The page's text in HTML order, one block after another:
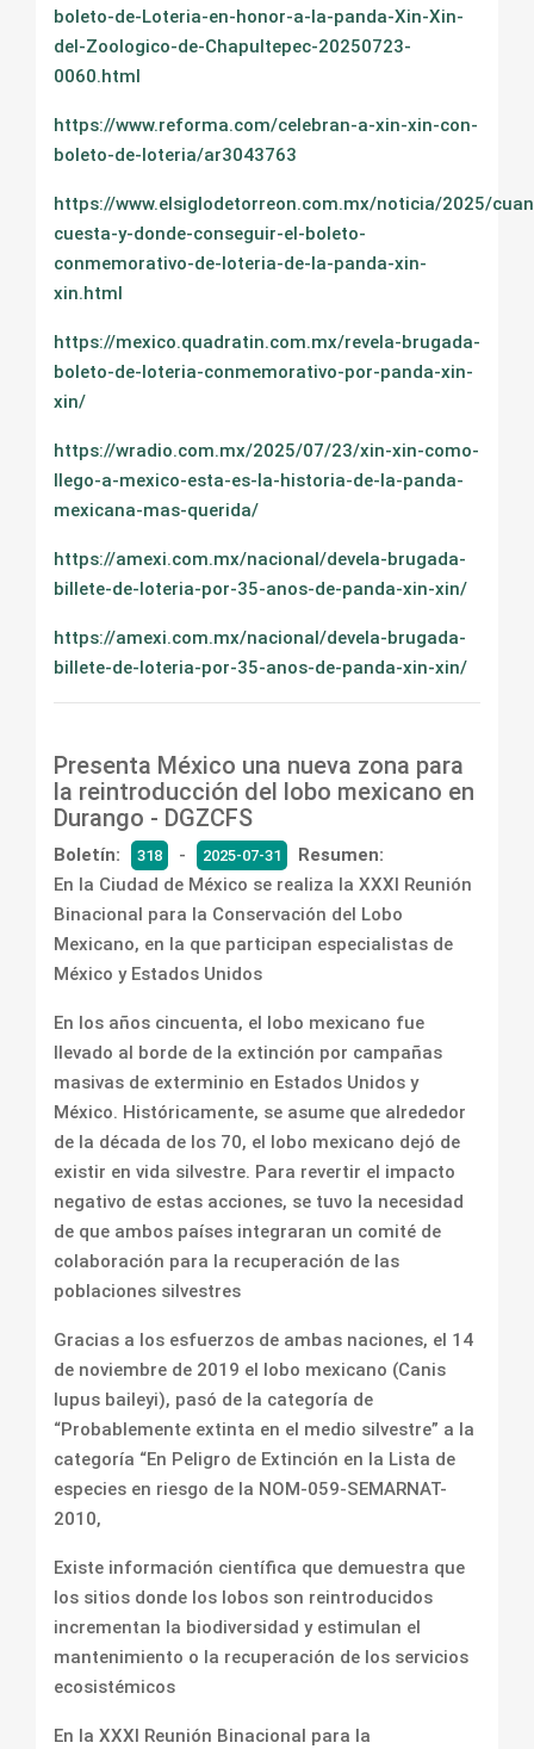
boleto-de-Loteria-en-honor-a-la-panda-Xin-Xin-
del-Zoologico-de-Chapultepec-20250723-
0060.html
https://www.reforma.com/celebran-a-xin-xin-con-
boleto-de-loteria/ar3043763
https://www.elsiglodetorreon.com.mx/noticia/2025/
cuesta-y-donde-conseguir-el-boleto-
conmemorativo-de-loteria-de-la-panda-xin-
xin.html
https://mexico.quadratin.com.mx/revela-brugada-
boleto-de-loteria-conmemorativo-por-panda-xin-
xin/
https://wradio.com.mx/2025/07/23/xin-xin-como-
llego-a-mexico-esta-es-la-historia-de-la-panda-
mexicana-mas-querida/
https://amexi.com.mx/nacional/devela-brugada-
billete-de-loteria-por-35-anos-de-panda-xin-xin/
https://amexi.com.mx/nacional/devela-brugada-
billete-de-loteria-por-35-anos-de-panda-xin-xin/
Presenta México una nueva zona para
la reintroducción del lobo mexicano en
Durango - DGZCFS
Boletín: 318 - 2025-07-31
Resumen:
En la Ciudad de México se realiza la XXXI Reunión
Binacional para la Conservación del Lobo
Mexicano, en la que participan especialistas de
México y Estados Unidos
En los años cincuenta, el lobo mexicano fue
llevado al borde de la extinción por campañas
masivas de exterminio en Estados Unidos y
México. Históricamente, se asume que alrededor
de la década de los 70, el lobo mexicano dejó de
existir en vida silvestre. Para revertir el impacto
negativo de estas acciones, se tuvo la necesidad
de que ambos países integraran un comité de
colaboración para la recuperación de las
poblaciones silvestres
Gracias a los esfuerzos de ambas naciones, el 14
de noviembre de 2019 el lobo mexicano (Canis
lupus baileyi), pasó de la categoría de
“Probablemente extinta en el medio silvestre” a la
categoría “En Peligro de Extinción en la Lista de
especies en riesgo de la NOM-059-SEMARNAT-
2010,
Existe información científica que demuestra que
los sitios donde los lobos son reintroducidos
incrementan la biodiversidad y estimulan el
mantenimiento o la recuperación de los servicios
ecosistémicos
En la XXXI Reunión Binacional para la